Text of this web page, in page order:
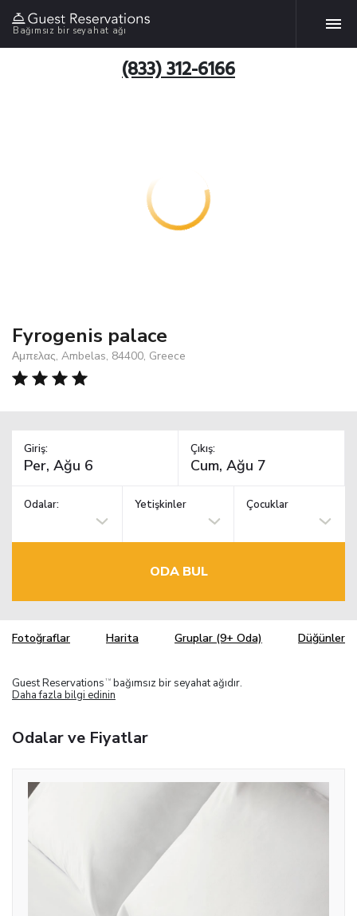
Bağımsız bir seyahat ağı
(833) 312-6166
Fyrogenis palace
Αμπελας, Ambelas, 84400, Greece
Giriş: Çıkış:
Odalar: Yetişkinler Çocuklar
ODA BUL
Fotoğraflar Harita Gruplar (9+ Oda) Düğünler
Guest Reservations TM bağımsız bir seyahat ağıdır.
Daha fazla bilgi edinin
Odalar ve Fiyatlar